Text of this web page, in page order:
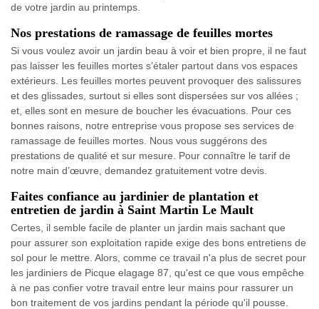
de votre jardin au printemps.
Nos prestations de ramassage de feuilles mortes
Si vous voulez avoir un jardin beau à voir et bien propre, il ne faut
pas laisser les feuilles mortes s’étaler partout dans vos espaces
extérieurs. Les feuilles mortes peuvent provoquer des salissures
et des glissades, surtout si elles sont dispersées sur vos allées ;
et, elles sont en mesure de boucher les évacuations. Pour ces
bonnes raisons, notre entreprise vous propose ses services de
ramassage de feuilles mortes. Nous vous suggérons des
prestations de qualité et sur mesure. Pour connaître le tarif de
notre main d’œuvre, demandez gratuitement votre devis.
Faites confiance au jardinier de plantation et
entretien de jardin à Saint Martin Le Mault
Certes, il semble facile de planter un jardin mais sachant que
pour assurer son exploitation rapide exige des bons entretiens de
sol pour le mettre. Alors, comme ce travail n'a plus de secret pour
les jardiniers de Picque elagage 87, qu'est ce que vous empêche
à ne pas confier votre travail entre leur mains pour rassurer un
bon traitement de vos jardins pendant la période qu'il pousse.